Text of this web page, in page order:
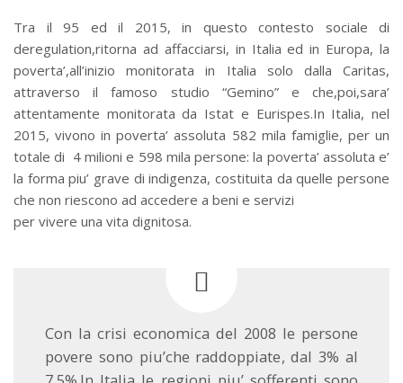
Tra il 95 ed il 2015, in questo contesto sociale di
deregulation,ritorna ad affacciarsi, in Italia ed in Europa, la
poverta’,all’inizio monitorata in Italia solo dalla Caritas,
attraverso il famoso studio “Gemino” e che,poi,sara’
attentamente monitorata da Istat e Eurispes.In Italia, nel
2015, vivono in poverta’ assoluta 582 mila famiglie, per un
totale di 4 milioni e 598 mila persone: la poverta’ assoluta e’
la forma piu’ grave di indigenza, costituita da quelle persone
che non riescono ad accedere a beni e servizi
per vivere una vita dignitosa.
Con la crisi economica del 2008 le persone
povere sono piu’che raddoppiate, dal 3% al